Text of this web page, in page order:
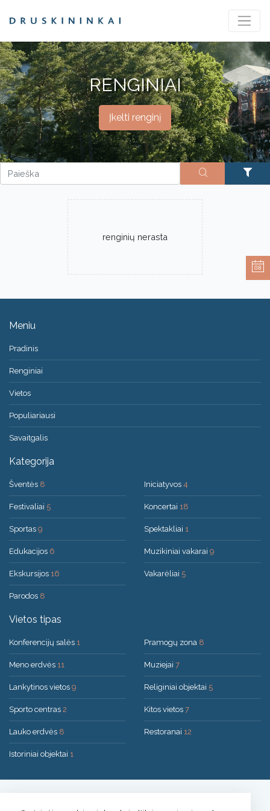
RENGINIAI
Įkelti renginį
renginių nerasta
Meniu
Pradinis
Renginiai
Vietos
Populiariausi
Savaitgalis
Kategorija
Šventės 8
Festivaliai 5
Sportas 9
Edukacijos 6
Ekskursijos 16
Parodos 8
Iniciatyvos 4
Koncertai 18
Spektakliai 1
Muzikiniai vakarai 9
Vakarėliai 5
Vietos tipas
Konferencijų salės 1
Meno erdvės 11
Lankytinos vietos 9
Sporto centras 2
Lauko erdvės 8
Istoriniai objektai 1
Pramogų zona 8
Muziejai 7
Religiniai objektai 5
Kitos vietos 7
Restoranai 12
08